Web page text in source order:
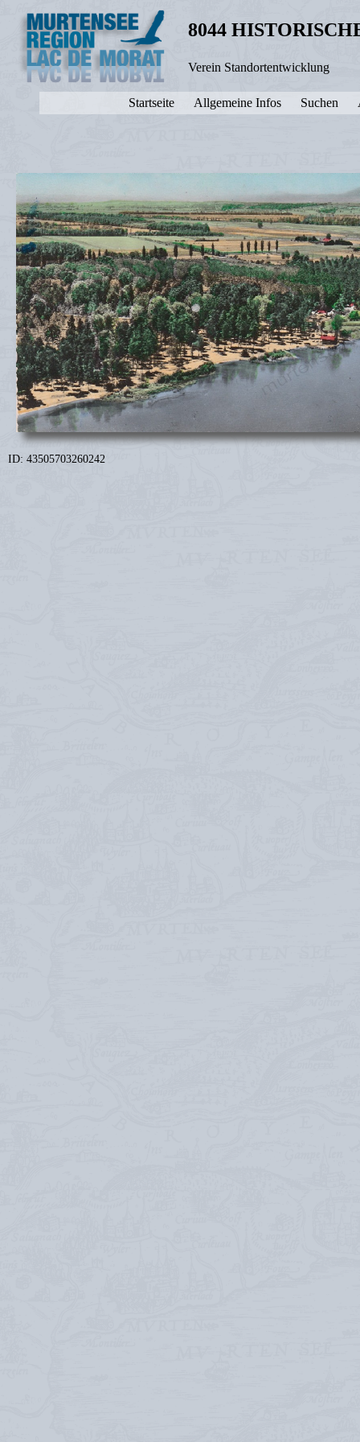
8044
Verein Standortentwicklung
Startseite Allgemeine Infos Suchen
ID: 43505703260242